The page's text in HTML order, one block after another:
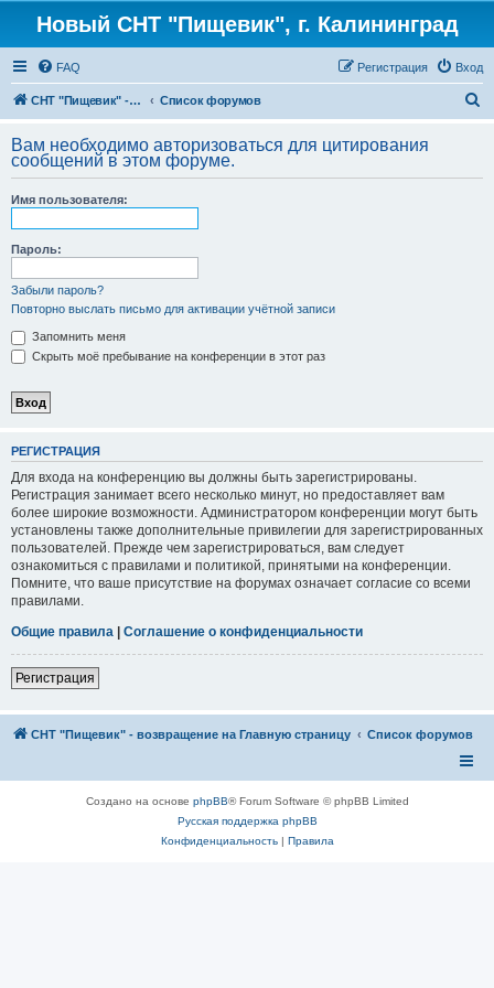
Новый СНТ "Пищевик", г. Калининград
FAQ Вход
Регистрация
СНТ "Пищевик" - возвращение на Главную страницу Список форумов
с
Вам необходимо авторизоваться для цитирования
сообщений в этом форуме.
Имя пользователя:
Пароль:
Забыли пароль?
Повторно выслать письмо для активации учётной записи
Запомнить меня
Скрыть моё пребывание на конференции в этот раз
РЕГИСТРАЦИЯ
Для входа на конференцию вы должны быть зарегистрированы.
Регистрация занимает всего несколько минут, но предоставляет вам
более широкие возможности. Администратором конференции могут быть
установлены также дополнительные привилегии для зарегистрированных
пользователей. Прежде чем зарегистрироваться, вам следует
ознакомиться с правилами и политикой, принятыми на конференции.
Помните, что ваше присутствие на форумах означает согласие со всеми
правилами.
Общие правила | Соглашение о конфиденциальности
Регистрация
СНТ "Пищевик" - возвращение на Главную страницу Список форумов
Создано на основе phpBB® Forum Software © phpBB Limited
Русская поддержка phpBB
Конфиденциальность| Правила